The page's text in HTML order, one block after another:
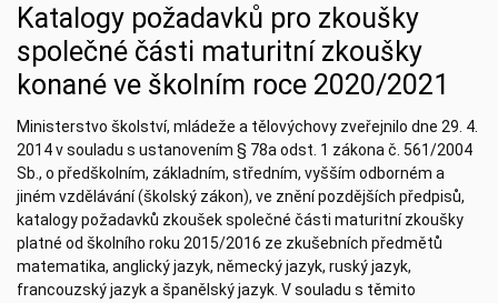
Katalogy požadavků pro zkoušky
společné části maturitní zkoušky
konané ve školním roce 2020/2021
Ministerstvo školství, mládeže a tělovýchovy zveřejnilo dne 29. 4.
2014 v souladu s ustanovením § 78a odst. 1 zákona č. 561/2004
Sb., o předškolním, základním, středním, vyšším odborném a
jiném vzdělávání (školský zákon), ve znění pozdějších předpisů,
katalogy požadavků zkoušek společné části maturitní zkoušky
platné od školního roku 2015/2016 ze zkušebních předmětů
matematika, anglický jazyk, německý jazyk, ruský jazyk,
francouzský jazyk a španělský jazyk. V souladu s těmito